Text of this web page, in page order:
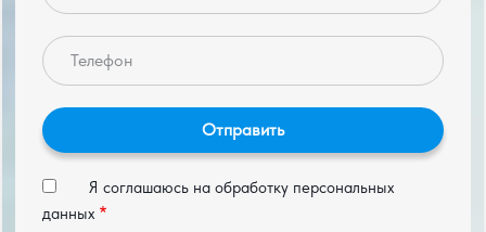
Телефон
Я соглашаюсь на обработку персональных
данных